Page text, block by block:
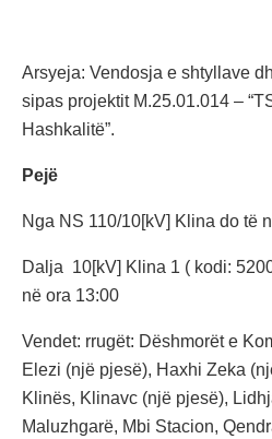
Arsyeja: Vendosja e shtyllave
sipas projektit M.25.01.014 –
Hashkalitë”.
Pejë
Nga NS 110/10[kV] Klina do të
Dalja 10[kV] Klina 1 ( kodi:
në ora 13:00
Vendet: rrugët: Dëshmorët e
Elezi (një pjesë), Haxhi Zeka
Klinës, Klinavc (një pjesë),
Maluzhgarë, Mbi Stacion,